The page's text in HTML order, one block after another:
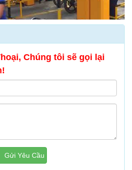
Chúng tôi sẽ gọi lại
Gửi Yêu Cầu